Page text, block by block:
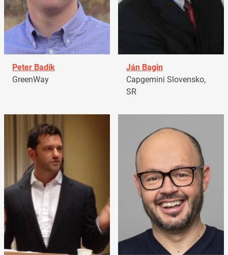
Peter Badík
GreenWay
Ján Bagin
Capgemini Slovensko,
SR